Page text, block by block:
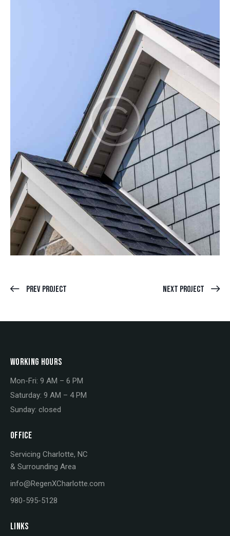
Prev Project Next Project
WORKING HOURS
Mon-Fri: 9 AM – 6 PM
Saturday: 9 AM – 4 PM
Sunday: closed
OFFICE
Servicing Charlotte, NC
& Surrounding Area
info@RegenXCharlotte.com
980-595-5128
LINKS